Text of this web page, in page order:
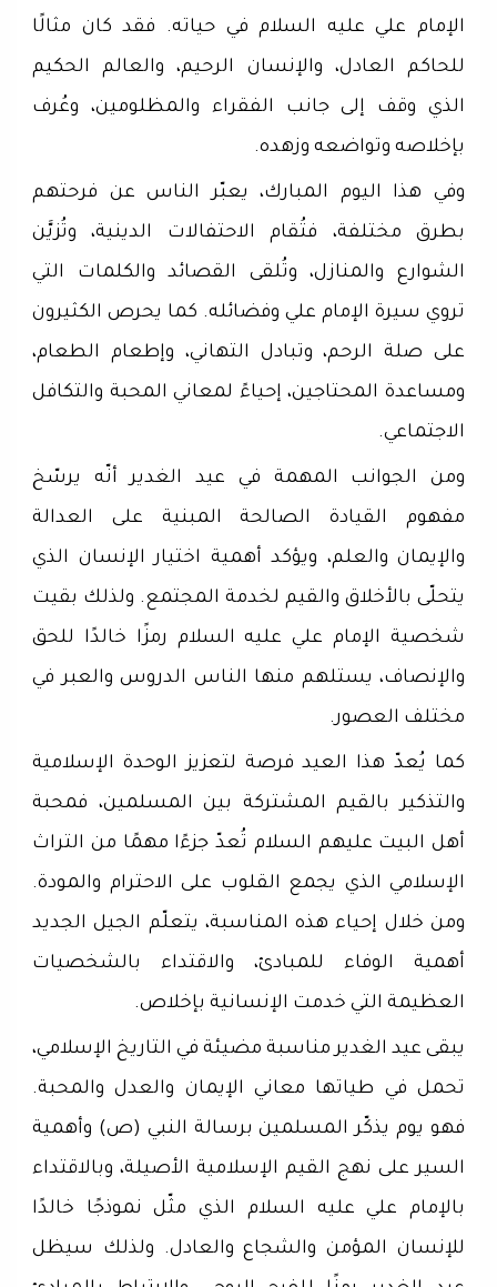
الإمام علي عليه السلام في حياته. فقد كان مثالًا
للحاكم العادل، والإنسان الرحيم، والعالم الحكيم
الذي وقف إلى جانب الفقراء والمظلومين، وعُرف
بإخلاصه وتواضعه وزهده.
وفي هذا اليوم المبارك، يعبّر الناس عن فرحتهم
بطرق مختلفة، فتُقام الاحتفالات الدينية، وتُزيَّن
الشوارع والمنازل، وتُلقى القصائد والكلمات التي
تروي سيرة الإمام علي وفضائله. كما يحرص الكثيرون
على صلة الرحم، وتبادل التهاني، وإطعام الطعام،
ومساعدة المحتاجين، إحياءً لمعاني المحبة والتكافل
الاجتماعي.
ومن الجوانب المهمة في عيد الغدير أنّه يرسّخ
مفهوم القيادة الصالحة المبنية على العدالة
والإيمان والعلم، ويؤكد أهمية اختيار الإنسان الذي
يتحلّى بالأخلاق والقيم لخدمة المجتمع. ولذلك بقيت
شخصية الإمام علي عليه السلام رمزًا خالدًا للحق
والإنصاف، يستلهم منها الناس الدروس والعبر في
مختلف العصور.
كما يُعدّ هذا العيد فرصة لتعزيز الوحدة الإسلامية
والتذكير بالقيم المشتركة بين المسلمين، فمحبة
أهل البيت عليهم السلام تُعدّ جزءًا مهمًا من التراث
الإسلامي الذي يجمع القلوب على الاحترام والمودة.
ومن خلال إحياء هذه المناسبة، يتعلّم الجيل الجديد
أهمية الوفاء للمبادئ، والاقتداء بالشخصيات
العظيمة التي خدمت الإنسانية بإخلاص.
يبقى عيد الغدير مناسبة مضيئة في التاريخ الإسلامي،
تحمل في طياتها معاني الإيمان والعدل والمحبة.
فهو يوم يذكّر المسلمين برسالة النبي (ص) وأهمية
السير على نهج القيم الإسلامية الأصيلة، وبالاقتداء
بالإمام علي عليه السلام الذي مثّل نموذجًا خالدًا
للإنسان المؤمن والشجاع والعادل. ولذلك سيظل